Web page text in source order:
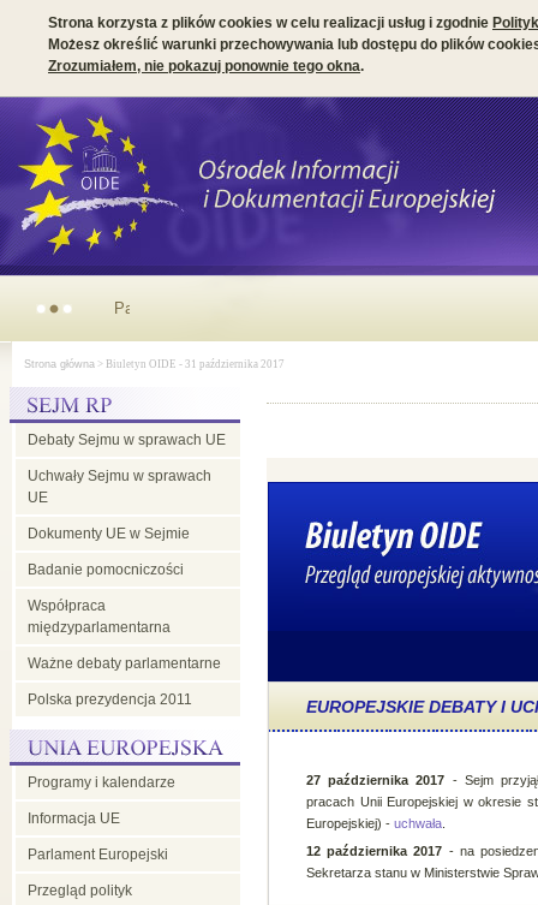
Strona korzysta z plików cookies w celu realizacji usług i zgodnie
Możesz określić warunki przechowywania lub dostępu do plików
Zrozumiałem, nie pokazuj ponownie tego okna.
Parlamentarny wymiar prezydencji irlandzkiej w Radzie UE
Strona główna > Biuletyn OIDE - 31 października 2017
Debaty Sejmu w sprawach UE
Uchwały Sejmu w sprawach
UE
Dokumenty UE w Sejmie
Badanie pomocniczości
Współpraca
międzyparlamentarna
Ważne debaty parlamentarne
Polska prezydencja 2011
Programy i kalendarze
Informacja UE
Parlament Europejski
Przegląd polityk
EUROPEJSKIE DEBATY I
27 października 2017 - Sejm
pracach Unii Europejskiej w okresie
Europejskiej) - uchwała
12 października 2017 - na
Sekretarza stanu w Ministerstwie